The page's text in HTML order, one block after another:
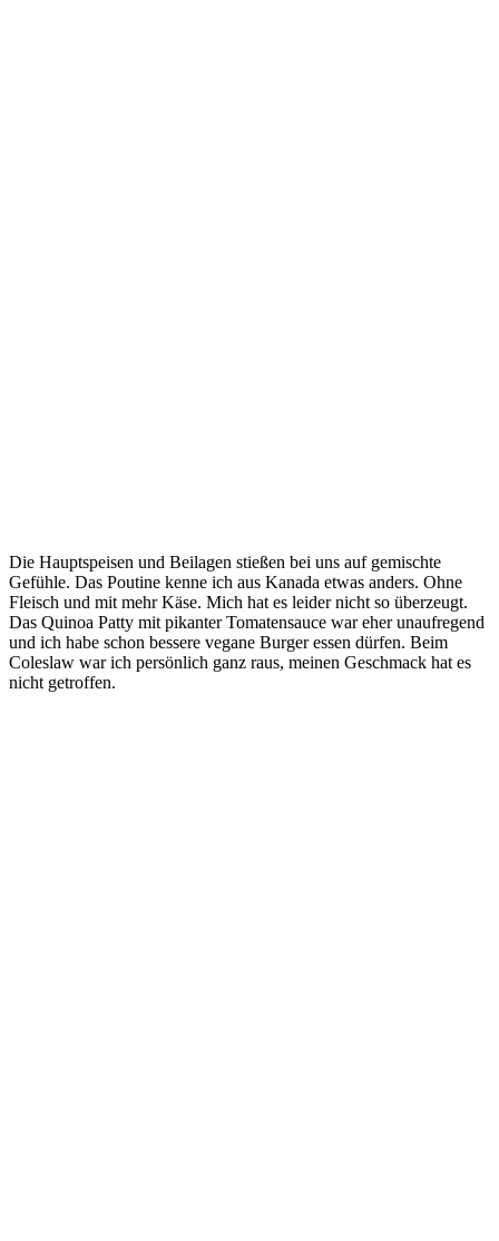
Die Hauptspeisen und Beilagen stießen bei uns auf gemischte
Gefühle. Das Poutine kenne ich aus Kanada etwas anders. Ohne
Fleisch und mit mehr Käse. Mich hat es leider nicht so überzeugt.
Das Quinoa Patty mit pikanter Tomatensauce war eher unaufregend
und ich habe schon bessere vegane Burger essen dürfen. Beim
Coleslaw war ich persönlich ganz raus, meinen Geschmack hat es
nicht getroffen.